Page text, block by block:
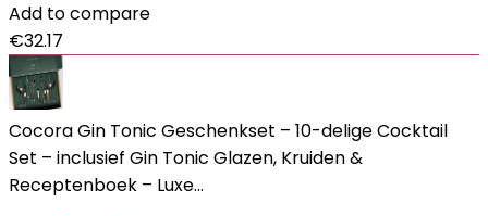
Add to compare
€32.17
Cocora Gin Tonic Geschenkset – 10-delige Cocktail
Set – inclusief Gin Tonic Glazen, Kruiden &
Receptenboek – Luxe…